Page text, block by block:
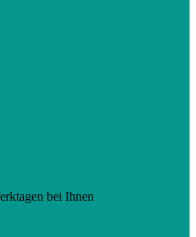
bei Ihnen